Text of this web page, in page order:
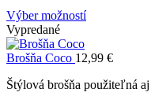
Výber možností
Vypredané
Brošňa Coco 12,99 €
Štýlová brošňa použiteľná